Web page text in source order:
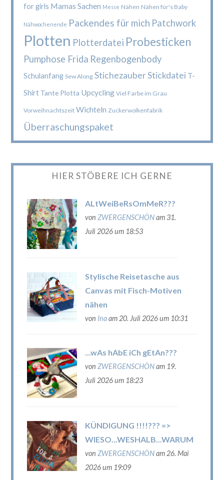
for girls Mamas Sachen Messe Nähen Nähen für's Baby
Nähwochenende Packendes für mich Patchwork
Plotten Plotterdatei Probesticken
Pumphose Frida Regenbogenbody
Schulanfang Sew Along StichezauberStickdatei T-
Shirt Tante Plotta Upcycling Viel Farbe im Grau
Vorweihnachtszeit Wichteln Zuckerwolkenfabrik
Überraschungspaket
HIER STÖBERE ICH GERNE
ALtWeiBeRsOmMeR???
von ZWERGENSCHÖNam 31.
Juli 2026 um 18:53
Stylische Reisetasche aus
Canvas mit Fisch-Motiven
nähen
von Inaam 20. Juli 2026 um 10:31
...wAs hAbE iCh gEtAn???
von ZWERGENSCHÖNam 19.
Juli 2026 um 18:23
KÜNDIGUNG !!!!??? =>
WIESO...WESHALB...WARUM
von ZWERGENSCHÖNam 26. Mai
2026 um 19:09